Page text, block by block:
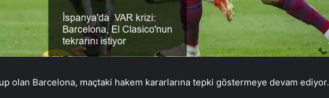
olan Barcelona, maçtaki hakem kararlarına tepki göstermeye devam ediyor.